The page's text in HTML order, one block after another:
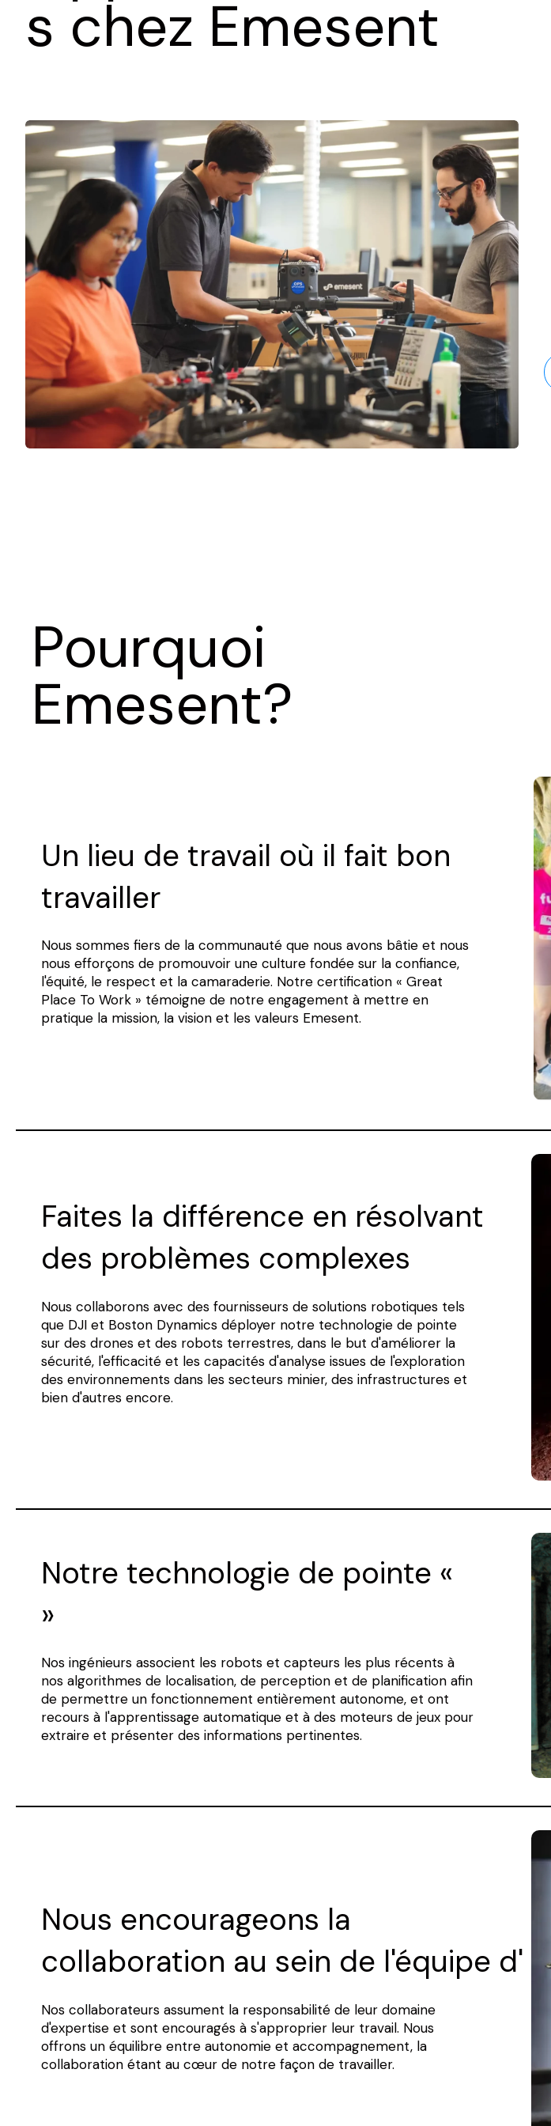
s chez Emesent
Pourquoi
Emesent?
Un lieu de travail où il fait bon
travailler
Nous sommes fiers de la communauté que nous avons bâtie et nous
nous efforçons de promouvoir une culture fondée sur la confiance,
l'équité, le respect et la camaraderie. Notre certification « Great
Place To Work » témoigne de notre engagement à mettre en
pratique la mission, la vision et les valeurs Emesent.
Faites la différence en résolvant
des problèmes complexes
Nous collaborons avec des fournisseurs de solutions robotiques tels
que DJI et Boston Dynamics déployer notre technologie de pointe
sur des drones et des robots terrestres, dans le but d'améliorer la
sécurité, l'efficacité et les capacités d'analyse issues de l'exploration
des environnements dans les secteurs minier, des infrastructures et
bien d'autres encore.
Notre technologie de pointe «
»
Nos ingénieurs associent les robots et capteurs les plus récents à
nos algorithmes de localisation, de perception et de planification afin
de permettre un fonctionnement entièrement autonome, et ont
recours à l'apprentissage automatique et à des moteurs de jeux pour
extraire et présenter des informations pertinentes.
Nous encourageons la
collaboration au sein de l'équipe d'
Nos collaborateurs assument la responsabilité de leur domaine
d'expertise et sont encouragés à s'approprier leur travail. Nous
offrons un équilibre entre autonomie et accompagnement, la
collaboration étant au cœur de notre façon de travailler.